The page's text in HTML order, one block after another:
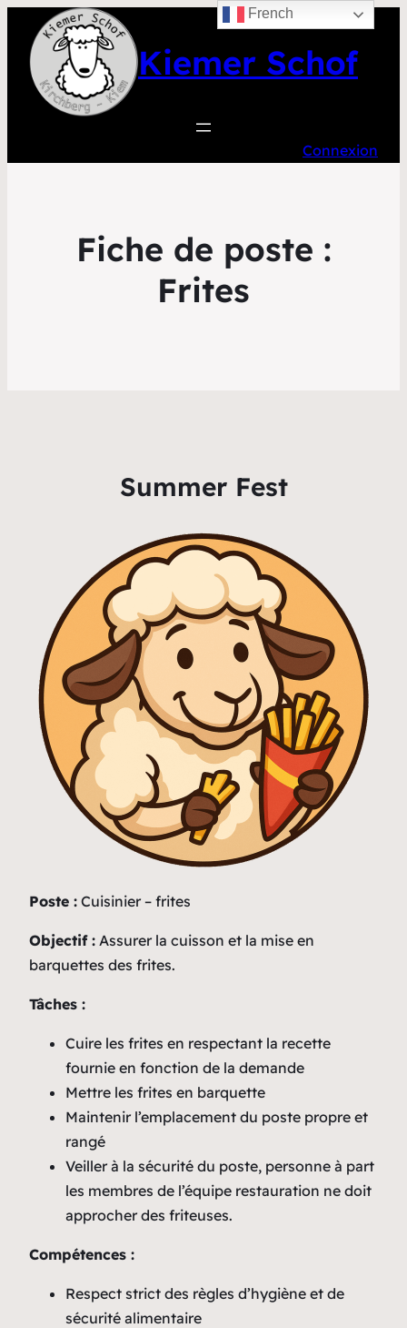
Kiemer Schof
Connexion
Fiche de poste :
Frites
Summer Fest
Poste : Cuisinier – frites
Objectif : Assurer la cuisson et la mise en
barquettes des frites.
Tâches :
Cuire les frites en respectant la recette
fournie en fonction de la demande
Mettre les frites en barquette
Maintenir l’emplacement du poste propre et
rangé
Veiller à la sécurité du poste, personne à part
les membres de l’équipe restauration ne doit
approcher des friteuses.
Compétences :
Respect strict des règles d’hygiène et de
sécurité alimentaire
French